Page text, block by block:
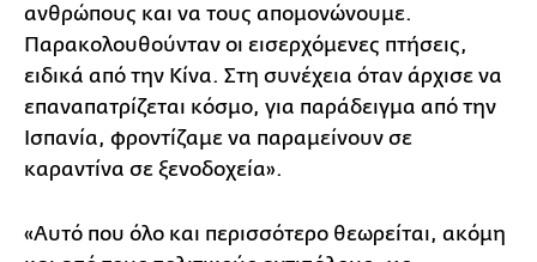
ανθρώπους και να τους απομονώνουμε.
Παρακολουθούνταν οι εισερχόμενες πτήσεις,
ειδικά από την Κίνα. Στη συνέχεια όταν άρχισε να
επαναπατρίζεται κόσμο, για παράδειγμα από την
Ισπανία, φροντίζαμε να παραμείνουν σε
καραντίνα σε ξενοδοχεία».
«Αυτό που όλο και περισσότερο θεωρείται, ακόμη